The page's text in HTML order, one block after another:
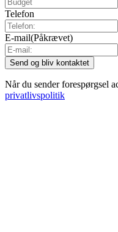
Telefon
E-mail(Påkrævet)
Når du sender forespørgsel
privatlivspolitik